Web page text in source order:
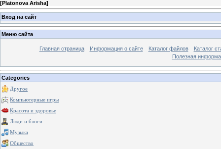
[Platonova Arisha]
Вход на сайт
Меню сайта
Главная страница Информация о сайте Каталог файлов
Каталог
Полезная
Categories
Другое
Компьютерные игры
Красота и здоровье
Люди и блоги
Музыка
Общество